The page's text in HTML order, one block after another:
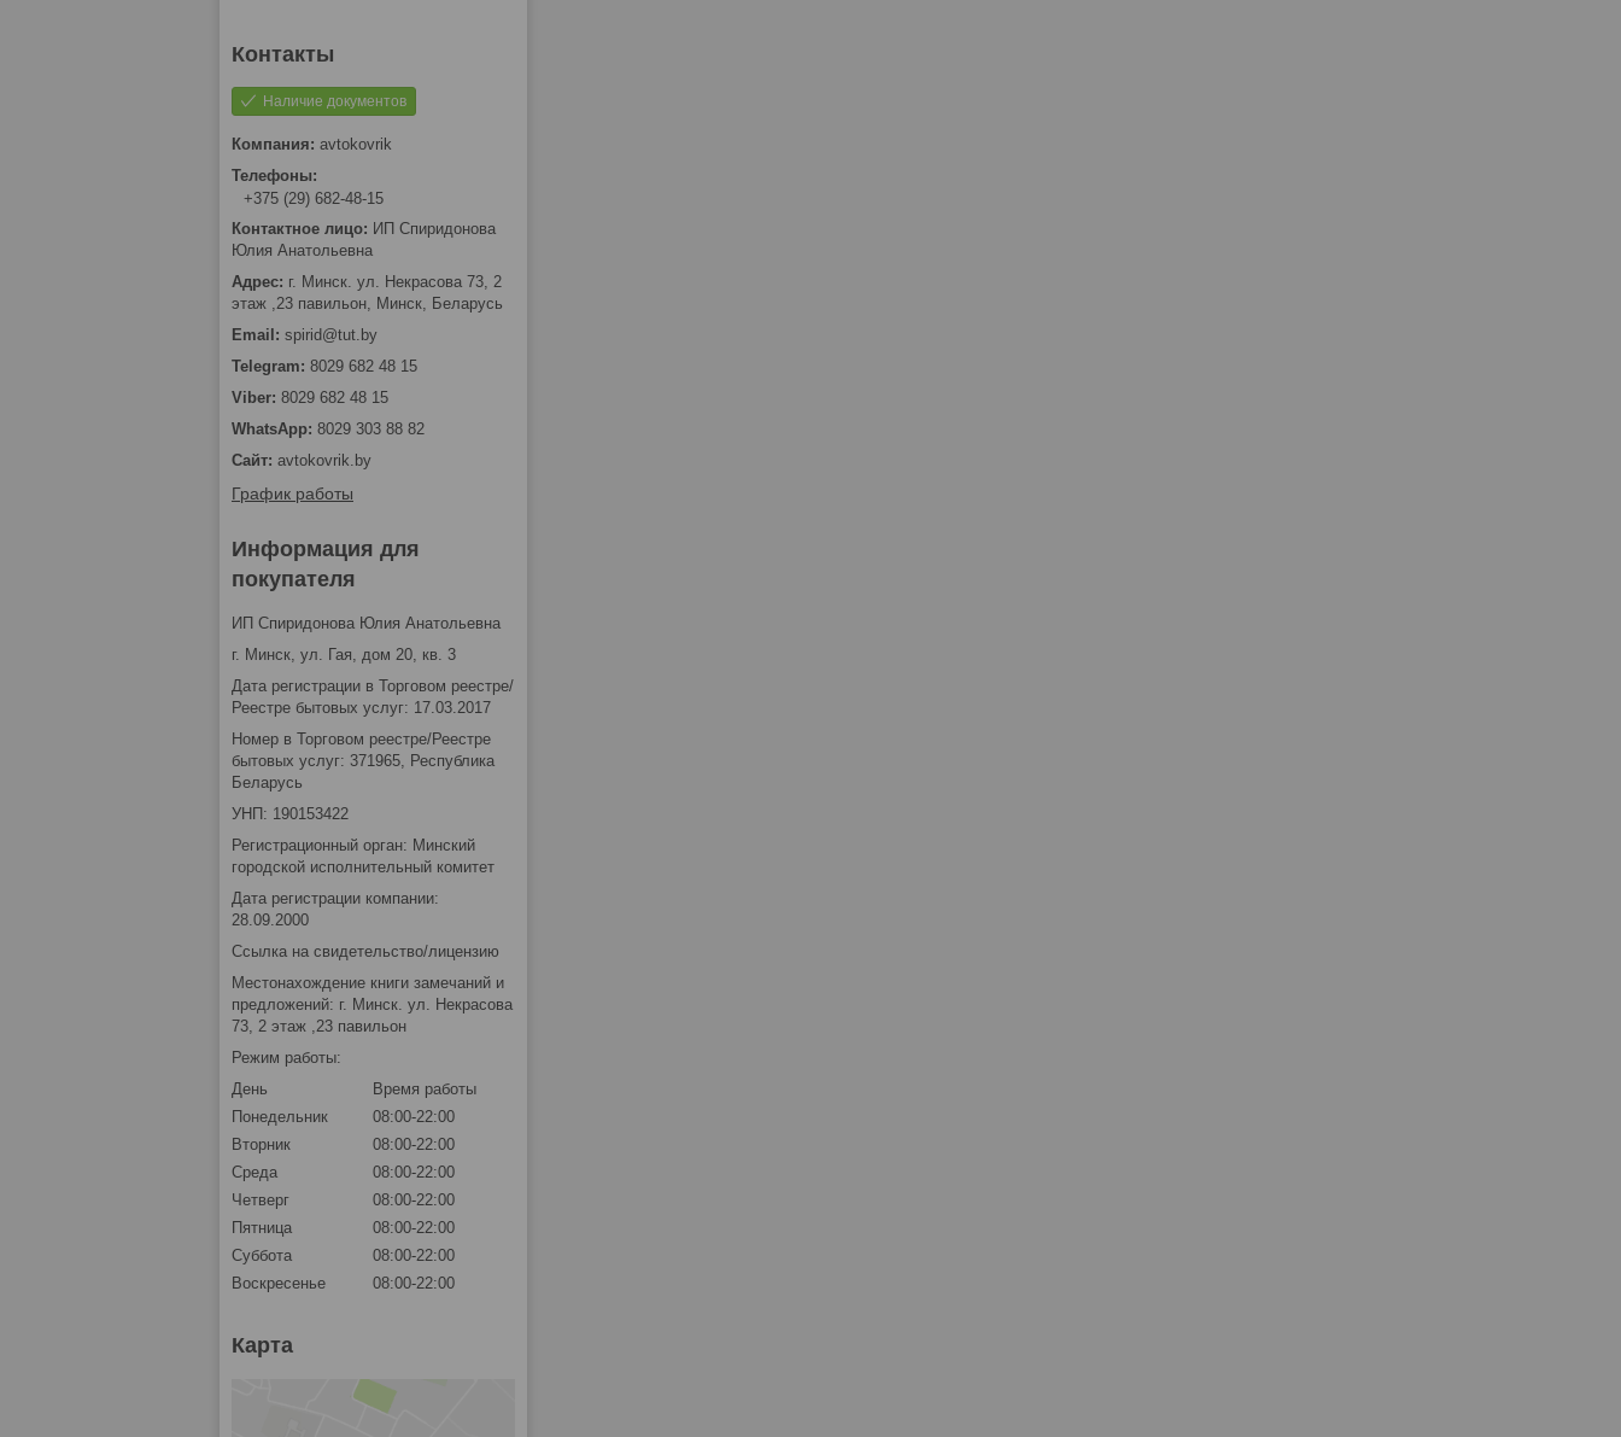
Наличие документов
avtokovrik
+375 (29) 682-48-15
ИП Спиридонова
Юлия Анатольевна
г. Минск. ул. Некрасова 73, 2
этаж ,23 павильон, Минск, Беларусь
spirid@tut.by
8029 682 48 15
8029 682 48 15
8029 303 88 82
avtokovrik.by
График работы
Информация для
покупателя
ИП Спиридонова Юлия Анатольевна
г. Минск, ул. Гая, дом 20, кв. 3
Дата регистрации в Торговом реестре/
Реестре бытовых услуг: 17.03.2017
Номер в Торговом реестре/Реестре
бытовых услуг: 371965, Республика
Беларусь
УНП: 190153422
Регистрационный орган: Минский
городской исполнительный комитет
Дата регистрации компании:
28.09.2000
Ссылка на свидетельство/лицензию
Местонахождение книги замечаний и
предложений: г. Минск. ул. Некрасова
73, 2 этаж ,23 павильон
Режим работы:
День
Время работы
Понедельник
08:00-22:00
Вторник
08:00-22:00
Среда
08:00-22:00
Четверг
08:00-22:00
Пятница
08:00-22:00
Суббота
08:00-22:00
Воскресенье
08:00-22:00
Карта